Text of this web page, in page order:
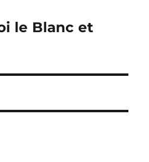
le Blanc et